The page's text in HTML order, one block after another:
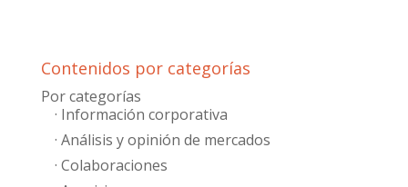
Contenidos por categorías
Por categorías
· Información corporativa
· Análisis y opinión de mercados
· Colaboraciones